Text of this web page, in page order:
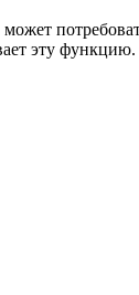
эту функцию.